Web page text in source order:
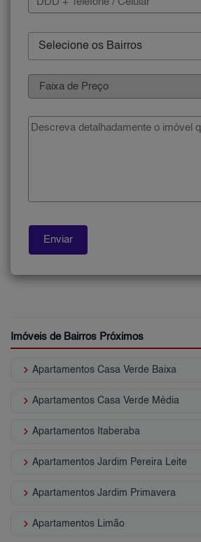
Selecione os Bairros
Imóveis de Bairros Próximos
keyboard_arrow_right Apartamentos Casa Verde Baixa
keyboard_arrow_right Apartamentos Casa Verde Média
keyboard_arrow_right Apartamentos Itaberaba
keyboard_arrow_right Apartamentos Jardim Pereira Leite
keyboard_arrow_right Apartamentos Jardim Primavera
keyboard_arrow_right Apartamentos Limão